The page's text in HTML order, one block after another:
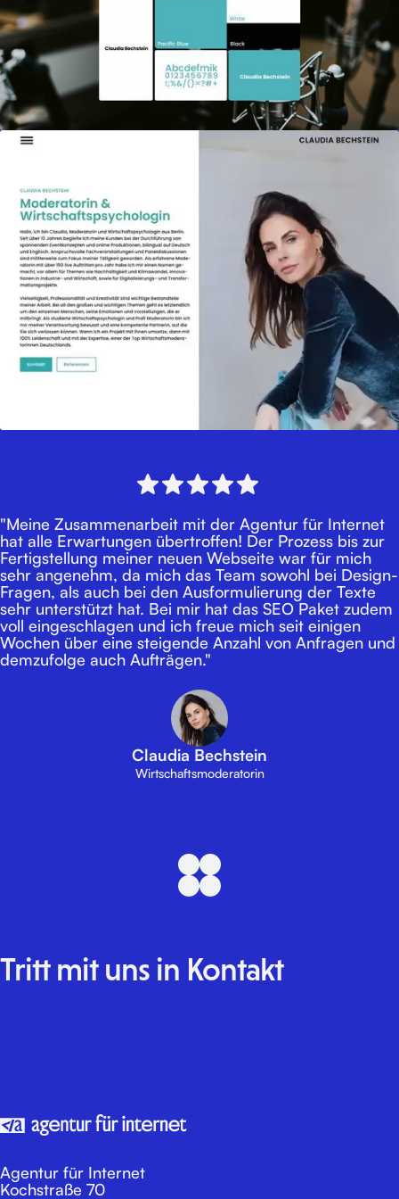
"Meine Zusammenarbeit mit der Agentur für Internet
hat alle Erwartungen übertroffen! Der Prozess bis zur
Fertigstellung meiner neuen Webseite war für mich
sehr angenehm, da mich das Team sowohl bei Design-
Fragen, als auch bei den Ausformulierung der Texte
sehr unterstützt hat. Bei mir hat das SEO Paket zudem
voll eingeschlagen und ich freue mich seit einigen
Wochen über eine steigende Anzahl von Anfragen und
demzufolge auch Aufträgen."
Claudia Bechstein
Wirtschaftsmoderatorin
Tritt mit unsin Kontakt
Agentur für Internet
Kochstraße 70